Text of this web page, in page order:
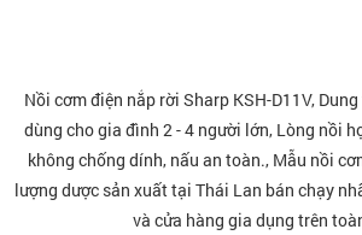
Nồi cơm điện nắp rời Sharp KSH-D11V,
dùng cho gia đình 2 - 4 người lớn, Lòng nồi
không chống dính, nấu an toàn., Mẫu nồi
lượng dược sản xuất tại Thái Lan bán chạy
và cửa hàng gia dụng trên